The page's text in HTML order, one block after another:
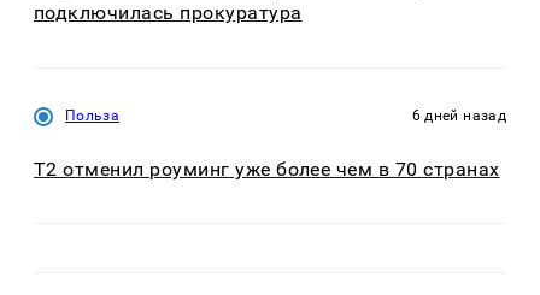
подключилась прокуратура
Польза 6 дней назад
Т2 отменил роуминг уже более чем в 70 странах